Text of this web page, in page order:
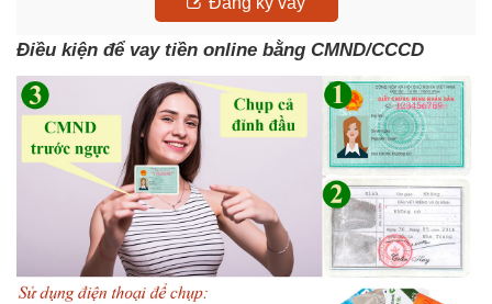
Điều kiện để vay tiền online bằng CMND/CCCD